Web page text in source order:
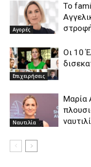
Αγορές
Το
Επιχειρήσεις
Οι 10
Ναυτιλία
Mαρία